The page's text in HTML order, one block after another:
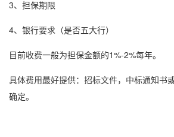
3、担保期限
4、银行要求（是否五大行）
目前收费一般为担保金额的1%-2%每年。
具体费用最好提供：招标文件，中标通知书
确定。